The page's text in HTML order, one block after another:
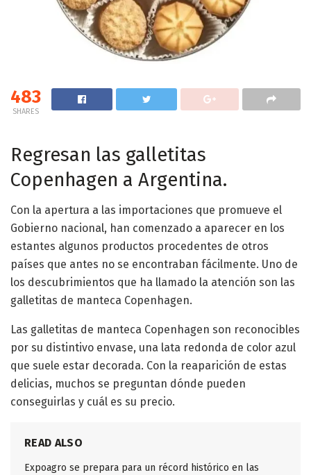
483
SHARES
Regresan las galletitas
Copenhagen a Argentina.
Con la apertura a las importaciones que promueve el
Gobierno nacional, han comenzado a aparecer en los
estantes algunos productos procedentes de otros
países que antes no se encontraban fácilmente. Uno de
los descubrimientos que ha llamado la atención son las
galletitas de manteca Copenhagen.
Las galletitas de manteca Copenhagen son reconocibles
por su distintivo envase, una lata redonda de color azul
que suele estar decorada. Con la reaparición de estas
delicias, muchos se preguntan dónde pueden
conseguirlas y cuál es su precio.
READ ALSO
Expoagro se prepara para un récord histórico en las